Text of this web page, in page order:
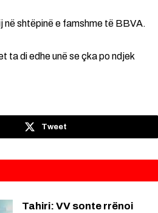
në shtëpinë e famshme të BBVA.
ta di edhe unë se çka po ndjek
Tweet
Tahiri: VV sonte rrënoi